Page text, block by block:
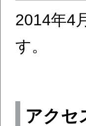
2014年4
す。
アクセ